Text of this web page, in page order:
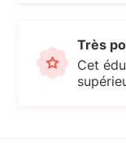
Très
Cet